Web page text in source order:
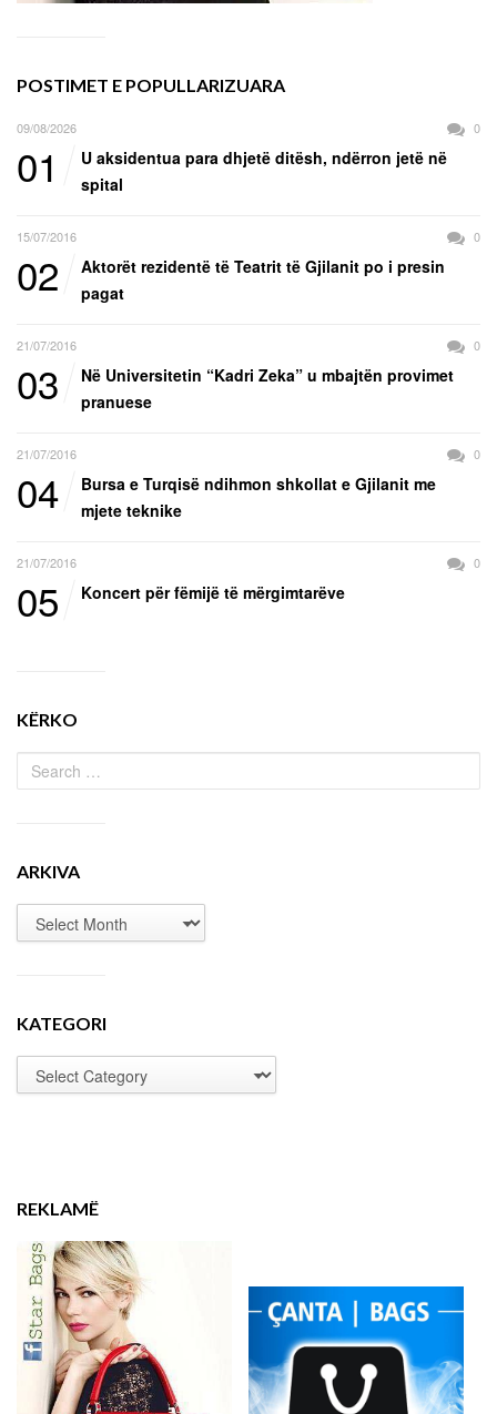
POSTIMET E POPULLARIZUARA
09/08/2026 0
01
U aksidentua para dhjetë ditësh, ndërron jetë në
spital
15/07/2016 0
02
Aktorët rezidentë të Teatrit të Gjilanit po i presin
pagat
21/07/2016 0
03
Në Universitetin “Kadri Zeka” u mbajtën provimet
pranuese
21/07/2016 0
04
Bursa e Turqisë ndihmon shkollat e Gjilanit me
mjete teknike
21/07/2016 0
05 Koncert për fëmijë të mërgimtarëve
KËRKO
ARKIVA
KATEGORI
REKLAMË